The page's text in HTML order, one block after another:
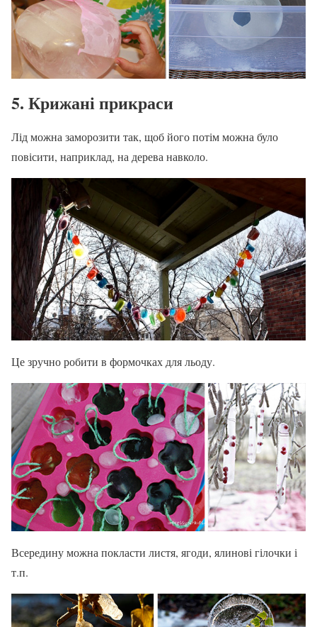
5. Крижані прикраси
Лід можна заморозити так, щоб його потім можна було
повісити, наприклад, на дерева навколо.
Це зручно робити в формочках для льоду.
Всередину можна покласти листя, ягоди, ялинові гілочки і
т.п.